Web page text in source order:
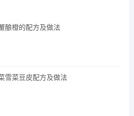
酿橙的配方及做法
雪菜豆皮配方及做法